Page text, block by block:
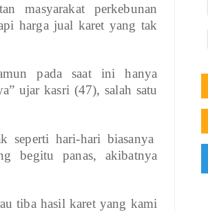
masyarakat perkebunan
harga jual karet yang tak
pada saat ini hanya
ujar kasri (47), salah satu
seperti hari-hari biasanya
begitu panas, akibatnya
tiba hasil karet yang kami